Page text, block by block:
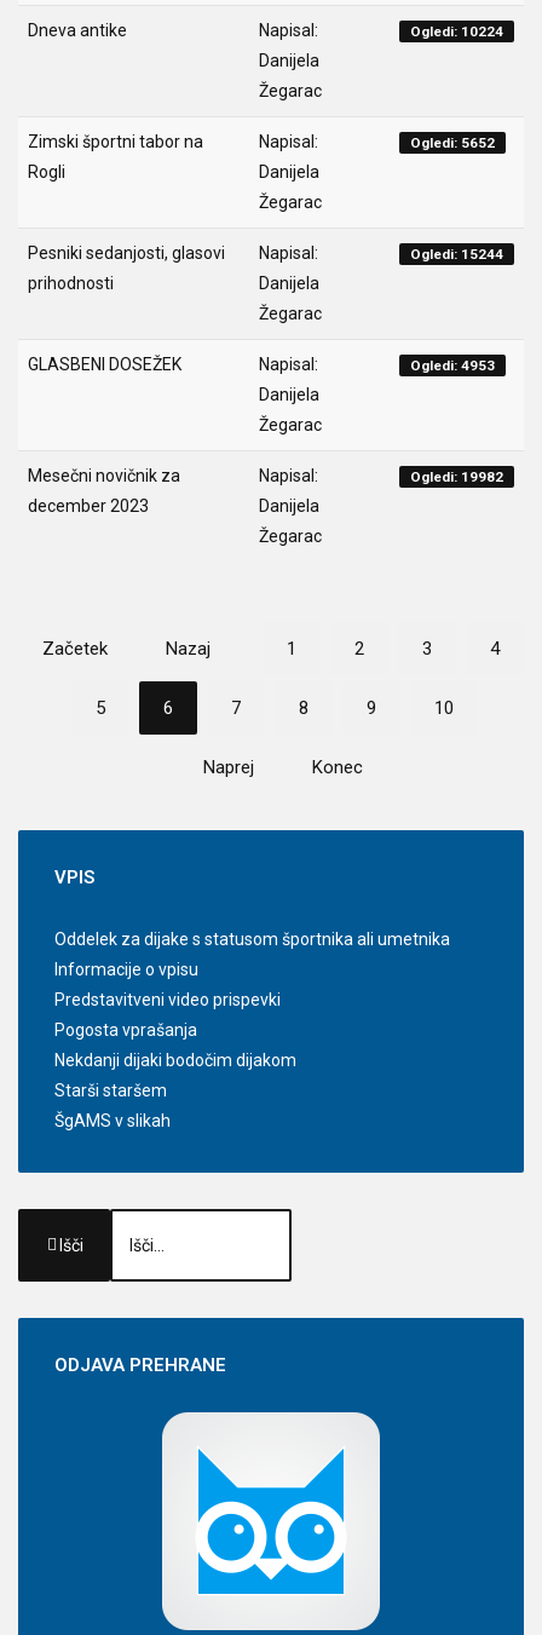
Dneva antike
Napisal:
Danijela
Žegarac
Ogledi: 10224
Zimski športni tabor na
Rogli
Napisal:
Danijela
Žegarac
Ogledi: 5652
Pesniki sedanjosti, glasovi
prihodnosti
Napisal:
Danijela
Žegarac
Ogledi: 15244
GLASBENI DOSEŽEK
Napisal:
Danijela
Žegarac
Ogledi: 4953
Mesečni novičnik za
december 2023
Napisal:
Danijela
Žegarac
Ogledi: 19982
Začetek Nazaj 1 2 3 4
5 6 7 8 9 10
Naprej Konec
VPIS
Oddelek za dijake s statusom športnika ali umetnika
Informacije o vpisu
Predstavitveni video prispevki
Pogosta vprašanja
Nekdanji dijaki bodočim dijakom
Starši staršem
ŠgAMS v slikah
Išči
ODJAVAPREHRANE